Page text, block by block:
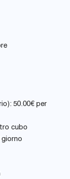
50.00€ per
cubo
giorno